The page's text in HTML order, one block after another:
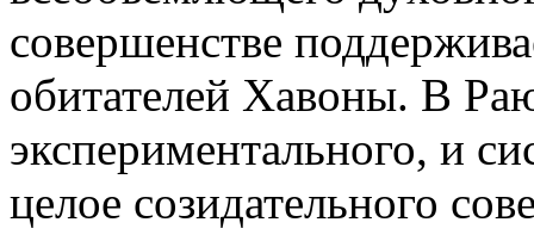
совершенстве
обитателей Хавоны. В
экспериментального, и
целое созидательного